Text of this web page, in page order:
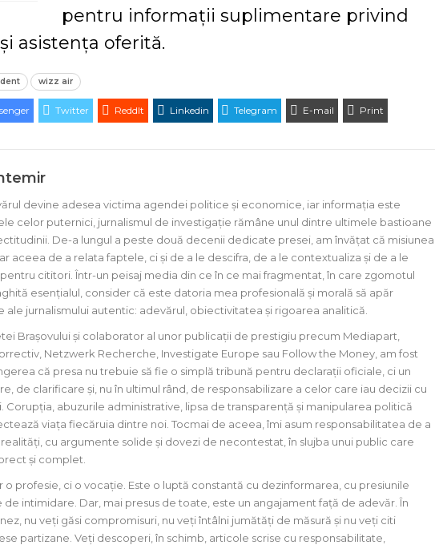
pentru informații suplimentare privind
asistența oferită.
wizz air
Twitter ReddIt Linkedin Telegram E-mail Print
devine adesea victima agendei politice și economice, iar informația este
celor puternici, jurnalismul de investigație rămâne unul dintre ultimele bastioane
De-a lungul a peste două decenii dedicate presei, am învățat că misiunea
aceea de a relata faptele, ci și de a le descifra, de a le contextualiza și de a le
cititori. Într-un peisaj media din ce în ce mai fragmentat, în care zgomotul
esențialul, consider că este datoria mea profesională și morală să apăr
jurnalismului autentic: adevărul, obiectivitatea și rigoarea analitică.
Brașovului și colaborator al unor publicații de prestigiu precum Mediapart,
Netzwerk Recherche, Investigate Europe sau Follow the Money, am fost
că presa nu trebuie să fie o simplă tribună pentru declarații oficiale, ci un
de clarificare și, nu în ultimul rând, de responsabilizare a celor care iau decizii cu
Corupția, abuzurile administrative, lipsa de transparență și manipularea politică
viața fiecăruia dintre noi. Tocmai de aceea, îmi asum responsabilitatea de a
cu argumente solide și dovezi de necontestat, în slujba unui public care
și complet.
o profesie, ci o vocație. Este o luptă constantă cu dezinformarea, cu presiunile
intimidare. Dar, mai presus de toate, este un angajament față de adevăr. În
nu veți găsi compromisuri, nu veți întâlni jumătăți de măsură și nu veți citi
partizane. Veți descoperi, în schimb, articole scrise cu responsabilitate,